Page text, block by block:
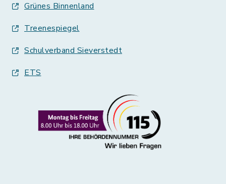
Grünes Binnenland
Treenespiegel
Schulverband Sieverstedt
ETS